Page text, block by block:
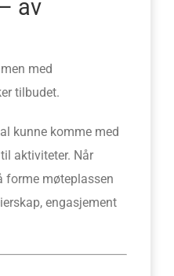
av
med
tilbudet.
kunne komme med
aktiviteter. Når
forme møteplassen
engasjement